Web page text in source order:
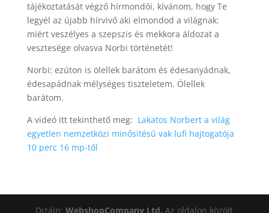
tájékoztatását végző hírmondói, kívánom, hogy Te
legyél az újabb hírvivő aki elmondod a világnak:
miért veszélyes a szepszis és mekkora áldozat a
vesztesége olvasva Norbi történetét!
Norbi: ezúton is ölellek barátom és édesanyádnak,
édesapádnak mélységes tiszteletem. Ölellek
barátom.
A videó itt tekinthető meg: Lakatos Norbert a világ
egyetlen nemzetközi minősítésű vak lufi hajtogatója
10 perc 16 mp-től
Dizájn:WebshopCompany Ltd.Az oldalon közölt